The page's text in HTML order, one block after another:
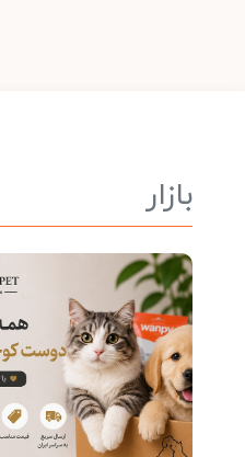
بازار